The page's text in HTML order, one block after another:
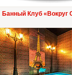
Банный Клуб «Вокруг